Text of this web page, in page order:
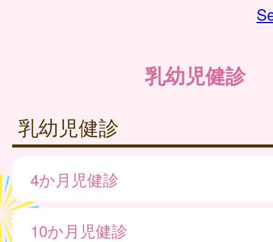
乳幼児健診
乳幼児健診
4か月児健診
10か月児健診